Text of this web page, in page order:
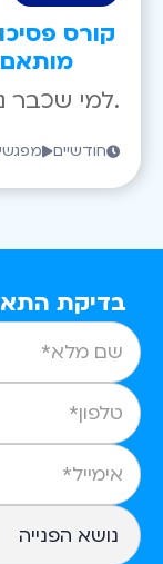
קורס
מותאם
למי שכבר נבחן וצריך לעלות שלב.
12-16 חודשיים
בדיקת